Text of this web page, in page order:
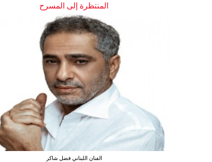
المنتظرة إلى المسرح
الفنان اللبناني فضل شاكر